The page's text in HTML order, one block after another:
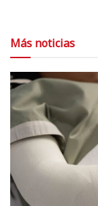
Más noticias